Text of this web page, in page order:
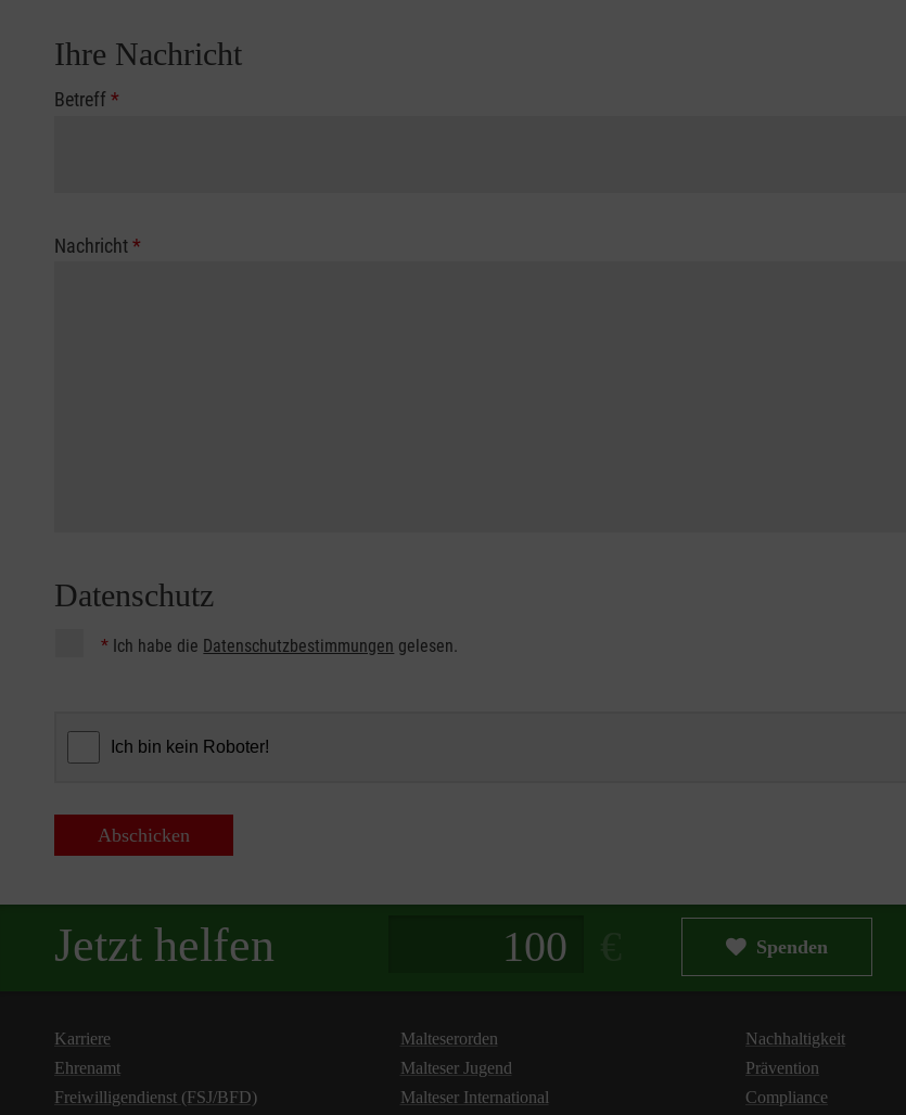
Ihre Nachricht
Betreff*
Nachricht*
Datenschutz
* Ich habe die Datenschutzbestimmungen gelesen.
Abschicken
Jetzt helfen Spenden
Karriere
Ehrenamt
Freiwilligendienst (FSJ/BFD)
Malteserorden
Malteser Jugend
Malteser International
Nachhaltigkeit
Prävention
Compliance